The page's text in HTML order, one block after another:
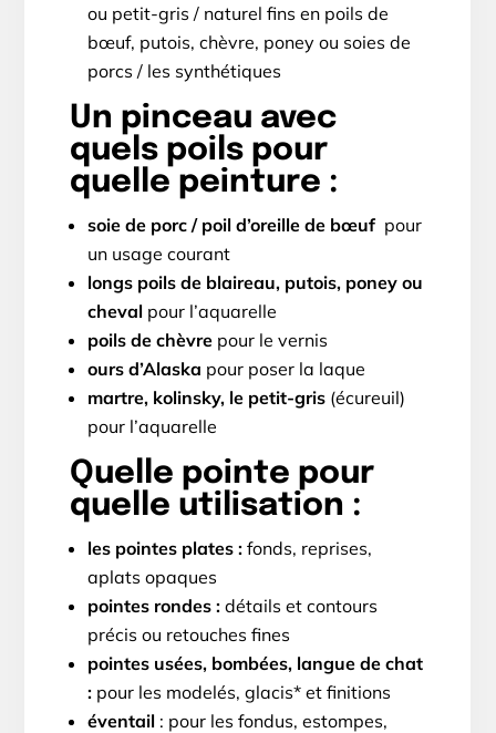
ou petit-gris / naturel fins en poils de
bœuf, putois, chèvre, poney ou soies de
porcs / les synthétiques
Un pinceau avec
quels poils pour
quelle peinture :
soie de porc / poil d’oreille de bœufpour
un usage courant
longs poils de blaireau, putois, poney ou
chevalpour l’aquarelle
poils de chèvrepour le vernis
ours d’Alaska pour poser la laque
martre, kolinsky, le petit-gris(écureuil)
pour l’aquarelle
Quelle pointe pour
quelle utilisation :
les pointes plates :fonds, reprises,
aplats opaques
pointes rondes :détails et contours
précis ou retouches fines
pointes usées, bombées, langue de chat
:pour les modelés, glacis* et finitions
éventail: pour les fondus, estompes,